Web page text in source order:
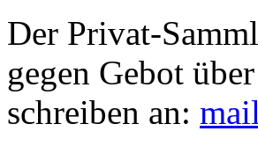
Der Privat-
gegen Gebot
schreiben an: